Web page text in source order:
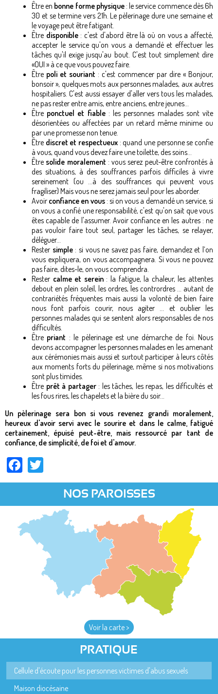
Être en bonne forme physique: le service commence dès 6h
30 et se termine vers 21h. Le pèlerinage dure une semaine et
le voyage peut être fatigant.
Être disponible: c'est d'abord être là où on vous a affecté,
accepter le service qu'on vous a demandé et effectuer les
tâches qu'il exige jusqu'au bout. C'est tout simplement dire
«OUI » à ce que vous pouvez faire.
Être poli et souriant : c'est commencer par dire « Bonjour,
bonsoir », quelques mots aux personnes malades, aux autres
hospitaliers. C'est aussi essayer d'aller vers tous les malades,
ne pas rester entre amis, entre anciens, entre jeunes…
Être ponctuel et fiable: les personnes malades sont vite
désorientées ou affectées par un retard même minime ou
par une promesse non tenue.
Être discret et respectueux : quand une personne se confie
à vous, quand vous devez faire une toilette, des soins…
Être solide moralement : vous serez peut-être confrontés à
des situations, à des souffrances parfois difficiles à vivre
sereinement (ou …à des souffrances qui peuvent vous
fragiliser) Mais vous ne serez jamais seul pour les aborder.
Avoir confiance en vous: si on vous a demandé un service, si
on vous a confié une responsabilité, c'est qu'on sait que vous
êtes capable de l'assumer. Avoir confiance en les autres : ne
pas vouloir faire tout seul, partager les tâches, se relayer,
déléguer…
Rester simple : si vous ne savez pas faire, demandez et l’on
vous expliquera, on vous accompagnera. Si vous ne pouvez
pas faire, dites-le, on vous comprendra.
Rester calme et serein : la fatigue, la chaleur, les attentes
debout en plein soleil, les ordres, les contrordres ... autant de
contrariétés fréquentes mais aussi la volonté de bien faire
nous font parfois courir, nous agiter ... et oublier les
personnes malades qui se sentent alors responsables de nos
difficultés.
Être priant : le pèlerinage est une démarche de foi. Nous
devons accompagner les personnes malades en les amenant
aux cérémonies mais aussi et surtout participer à leurs côtés
aux moments forts du pèlerinage, même si nos motivations
sont plus timides.
Être prêt à partager: les tâches, les repas, les difficultés et
les fous rires, les chapelets et la bière du soir…
Un pèlerinage sera bon si vous revenez grandi moralement,
heureux d'avoir servi avec le sourire et dans le calme, fatigué
certainement, épuisé peut-être, mais ressourcé par tant de
confiance, de simplicité, de foi et d'amour.
Facebook
NOS PAROISSES
Voir la carte >
PRATIQUE
Cellule d'écoute pour les personnes victimes d'abus sexuels
Maison diocésaine